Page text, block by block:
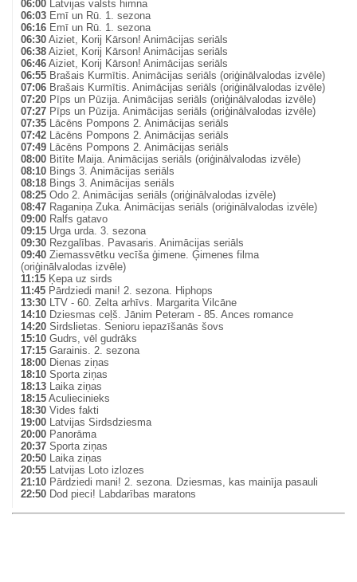
06:00 Latvijas valsts himna
06:03 Emī un Rū. 1. sezona
06:16 Emī un Rū. 1. sezona
06:30 Aiziet, Korij Kārson! Animācijas seriāls
06:38 Aiziet, Korij Kārson! Animācijas seriāls
06:46 Aiziet, Korij Kārson! Animācijas seriāls
06:55 Brašais Kurmītis. Animācijas seriāls (oriģinālvalodas izvēle)
07:06 Brašais Kurmītis. Animācijas seriāls (oriģinālvalodas izvēle)
07:20 Pīps un Pūzija. Animācijas seriāls (oriģinālvalodas izvēle)
07:27 Pīps un Pūzija. Animācijas seriāls (oriģinālvalodas izvēle)
07:35 Lācēns Pompons 2. Animācijas seriāls
07:42 Lācēns Pompons 2. Animācijas seriāls
07:49 Lācēns Pompons 2. Animācijas seriāls
08:00 Bitīte Maija. Animācijas seriāls (oriģinālvalodas izvēle)
08:10 Bings 3. Animācijas seriāls
08:18 Bings 3. Animācijas seriāls
08:25 Odo 2. Animācijas seriāls (oriģinālvalodas izvēle)
08:47 Raganiņa Zuka. Animācijas seriāls (oriģinālvalodas izvēle)
09:00 Ralfs gatavo
09:15 Urga urda. 3. sezona
09:30 Rezgalības. Pavasaris. Animācijas seriāls
09:40 Ziemassvētku vecīša ģimene. Ģimenes filma
(oriģinālvalodas izvēle)
11:15 Ķepa uz sirds
11:45 Pārdziedi mani! 2. sezona. Hiphops
13:30 LTV - 60. Zelta arhīvs. Margarita Vilcāne
14:10 Dziesmas ceļš. Jānim Peteram - 85. Ances romance
14:20 Sirdslietas. Senioru iepazīšanās šovs
15:10 Gudrs, vēl gudrāks
17:15 Garainis. 2. sezona
18:00 Dienas ziņas
18:10 Sporta ziņas
18:13 Laika ziņas
18:15 Aculiecinieks
18:30 Vides fakti
19:00 Latvijas Sirdsdziesma
20:00 Panorāma
20:37 Sporta ziņas
20:50 Laika ziņas
20:55 Latvijas Loto izlozes
21:10 Pārdziedi mani! 2. sezona. Dziesmas, kas mainīja pasauli
22:50 Dod pieci! Labdarības maratons